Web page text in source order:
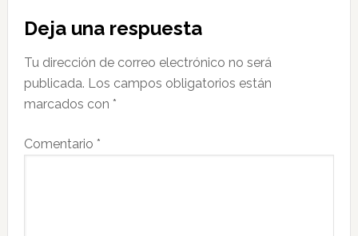
Interacciones
con
los
lectores
Deja una respuesta
Tu dirección de correo electrónico no será
publicada. Los campos obligatorios están
marcados con *
Comentario *